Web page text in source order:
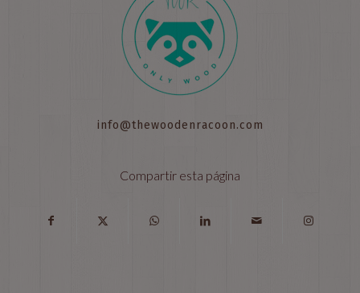
info@thewoodenracoon.com
Compartir esta página